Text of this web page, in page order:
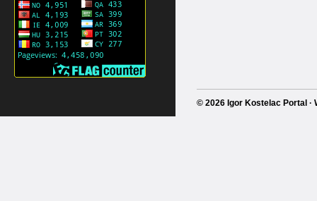
© 2026 Igor Kostelac Portal